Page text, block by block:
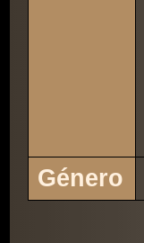
Género